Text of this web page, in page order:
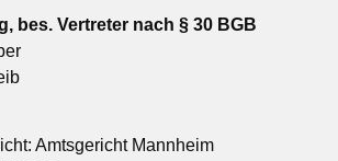
bes. Vertreter nach § 30 BGB
Amtsgericht Mannheim